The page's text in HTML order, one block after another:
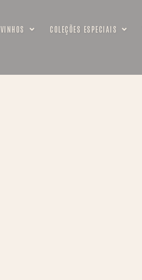
VINHOS COLEÇÕES ESPECIAIS